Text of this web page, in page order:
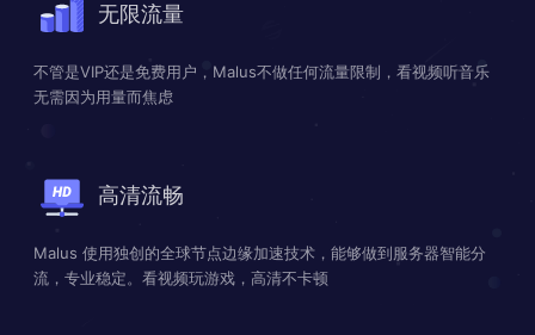
无限流量
不管是VIP还是免费用户，Malus不做任何流量限制，看视频听音乐
无需因为用量而焦虑
高清流畅
Malus 使用独创的全球节点边缘加速技术，能够做到服务器智能分
流，专业稳定。看视频玩游戏，高清不卡顿